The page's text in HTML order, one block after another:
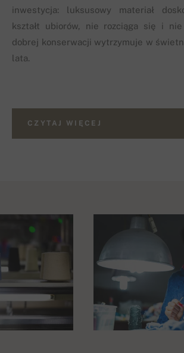
inwestycja: luksusowy materiał
kształt ubiorów, nie rozciąga się i
dobrej konserwacji wytrzymuje w
lata.
CZYTAJ WIĘCEJ